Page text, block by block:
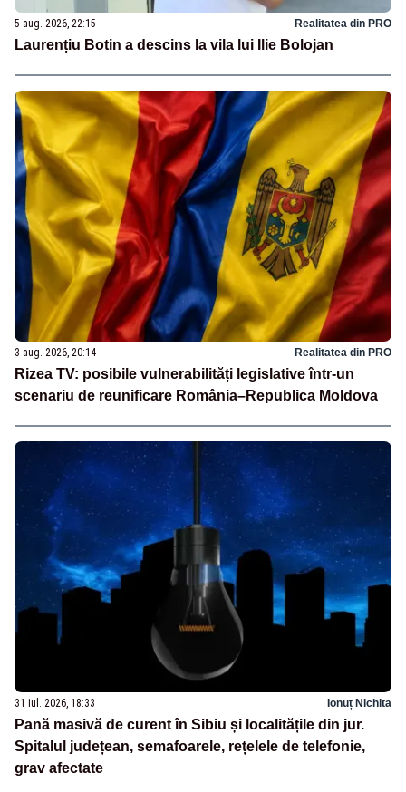
5 aug. 2026, 22:15 Realitatea din PRO
Laurențiu Botin a descins la vila lui Ilie Bolojan
3 aug. 2026, 20:14 Realitatea din PRO
Rizea TV: posibile vulnerabilități legislative într-un
scenariu de reunificare România–Republica Moldova
31 iul. 2026, 18:33 Ionuț Nichita
Pană masivă de curent în Sibiu și localitățile din jur.
Spitalul județean, semafoarele, rețelele de telefonie,
grav afectate